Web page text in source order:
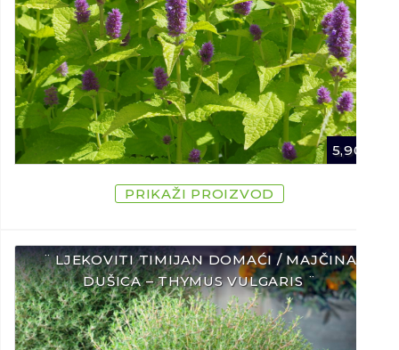
5,90
PRIKAŽI PROIZVOD
¨ LJEKOVITI TIMIJAN DOMAĆI / MAJČINA
DUŠICA – THYMUS VULGARIS ¨